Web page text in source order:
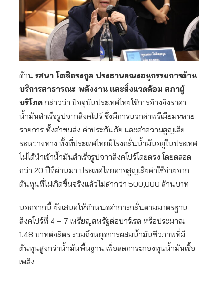
ด้าน รสนา โตสิตระกูล ประธานคณะอนุกรรมการด้าน
บริการสาธารณะ พลังงาน และสิ่งแวดล้อม สภาผู้
บริโภค กล่าวว่า ปัจจุบันประเทศไทยใช้การอ้างอิงราคา
น้ำมันสำเร็จรูปจากสิงคโปร์ ซึ่งมีการบวกค่าพรีเมียมหลาย
รายการ ทั้งค่าขนส่ง ค่าประกันภัย และค่าความสูญเสีย
ระหว่างทาง ทั้งที่ประเทศไทยมีโรงกลั่นน้ำมันอยู่ในประเทศ
ไม่ได้นำเข้าน้ำมันสำเร็จรูปจากสิงคโปร์โดยตรง โดยตลอด
กว่า 20 ปีที่ผ่านมา ประเทศไทยอาจสูญเสียค่าใช้จ่ายจาก
ต้นทุนที่ไม่เกิดขึ้นจริงแล้วไม่ต่ำกว่า 500,000 ล้านบาท
นอกจากนี้ ยังเสนอให้กำหนดค่าการกลั่นตามมาตรฐาน
สิงคโปร์ที่ 4 – 7 เหรียญสหรัฐต่อบาร์เรล หรือประมาณ
1.48 บาทต่อลิตร รวมถึงหยุดการผสมน้ำมันชีวภาพที่มี
ต้นทุนสูงกว่าน้ำมันพื้นฐาน เพื่อลดภาระกองทุนน้ำมันเชื้อ
เพลิง